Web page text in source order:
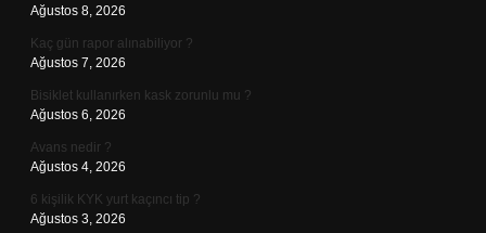
Ağustos 8, 2026
Kaç gün rapor alınabiliyor ?
Ağustos 7, 2026
Bisiklet kullanırken kask zorunlu mu ?
Ağustos 6, 2026
Avans nedir ?
Ağustos 4, 2026
6 kişilik KYK yurt kaçıncı tip ?
Ağustos 3, 2026